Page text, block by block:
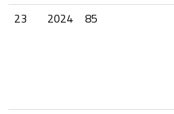
23
2024 85